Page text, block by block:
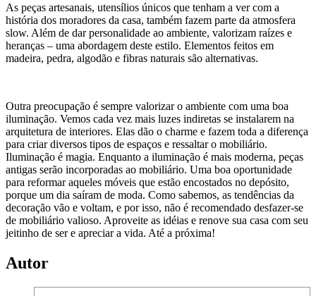
As peças artesanais, utensílios únicos que tenham a ver com a
história dos moradores da casa, também fazem parte da atmosfera
slow. Além de dar personalidade ao ambiente, valorizam raízes e
heranças – uma abordagem deste estilo. Elementos feitos em
madeira, pedra, algodão e fibras naturais são alternativas.
Outra preocupação é sempre valorizar o ambiente com uma boa
iluminação. Vemos cada vez mais luzes indiretas se instalarem na
arquitetura de interiores. Elas dão o charme e fazem toda a diferença
para criar diversos tipos de espaços e ressaltar o mobiliário.
Iluminação é magia. Enquanto a iluminação é mais moderna, peças
antigas serão incorporadas ao mobiliário. Uma boa oportunidade
para reformar aqueles móveis que estão encostados no depósito,
porque um dia saíram de moda. Como sabemos, as tendências da
decoração vão e voltam, e por isso, não é recomendado desfazer-se
de mobiliário valioso. Aproveite as idéias e renove sua casa com seu
jeitinho de ser e apreciar a vida. Até a próxima!
Autor